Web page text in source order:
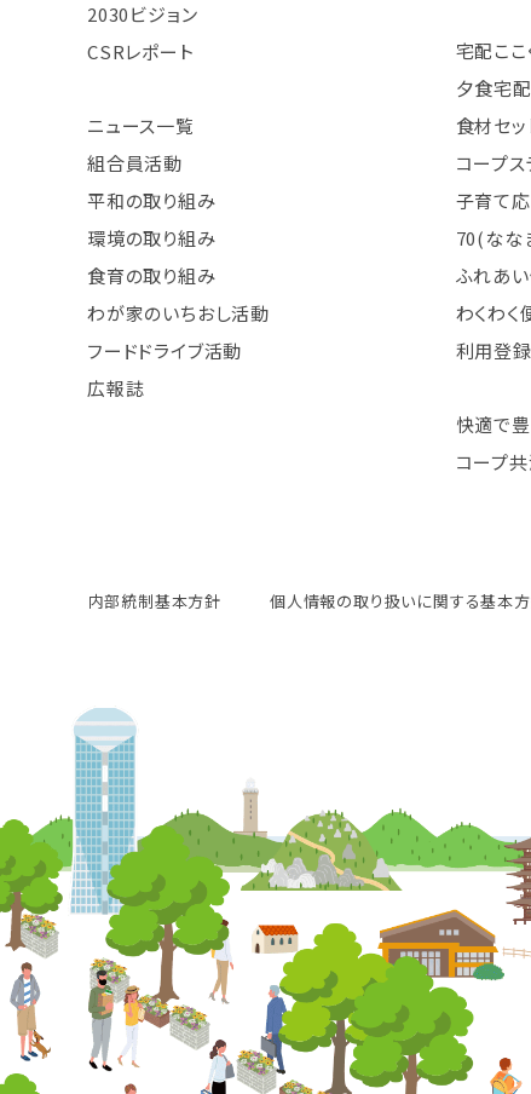
2030ビジョン
CSRレポート
ニュース一覧
組合員活動
平和の取り組み
環境の取り組み
食育の取り組み
わが家のいちおし活動
フードドライブ活動
広報誌
宅配ここ
夕食宅配
食材セッ
コープス
子育て
70(なな
ふれあ
わくわく
利用登録
快適で
コープ
内部統制基本方針 個人情報の取り扱いに関する基本